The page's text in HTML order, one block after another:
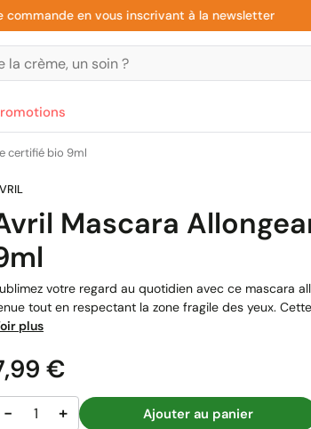
en vous inscrivant à la newsletter
certifié bio 9ml
Mascara
votre regard au quotidien avec ce mascara
tout en respectant la zone fragile des yeux.
plus
€
− + Ajouter au panier